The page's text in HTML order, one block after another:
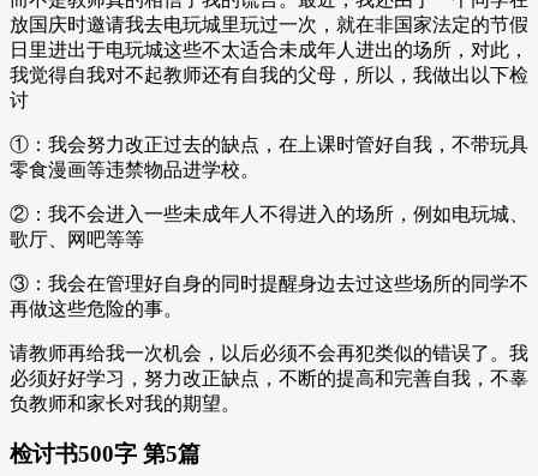
放国庆时邀请我去电玩城里玩过一次，就在非国家法定的节假
日里进出于电玩城这些不太适合未成年人进出的场所，对此，
我觉得自我对不起教师还有自我的父母，所以，我做出以下检
讨
①：我会努力改正过去的缺点，在上课时管好自我，不带玩具
零食漫画等违禁物品进学校。
②：我不会进入一些未成年人不得进入的场所，例如电玩城、
歌厅、网吧等等
③：我会在管理好自身的同时提醒身边去过这些场所的同学不
再做这些危险的事。
请教师再给我一次机会，以后必须不会再犯类似的错误了。我
必须好好学习，努力改正缺点，不断的提高和完善自我，不辜
负教师和家长对我的期望。
检讨书500字 第5篇